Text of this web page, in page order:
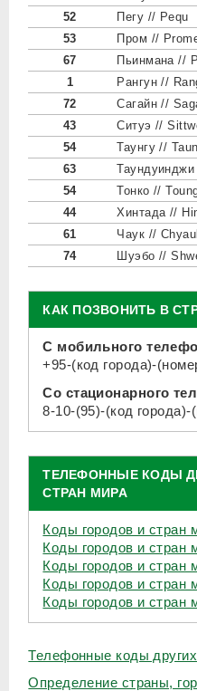
52
Пегу // Pequ
53
Пром //
67
Пьинмана //
1
Рангун //
72
Сагайн //
43
Ситуэ //
54
Таунгу //
63
54
Тонко //
44
Хинтада //
61
Чаук //
74
Шуэбо //
КАК ПОЗВОНИТЬ В
С мобильного
+95-(код города)-
Со стационарного
8-10-(95)-(код города)-
ТЕЛЕФОННЫЕ КОДЫ
СТРАН МИРА
Коды городов и стран
Коды городов и стран
Коды городов и стран
Коды городов и стран
Коды городов и стран
Телефонные коды
Определение страны,